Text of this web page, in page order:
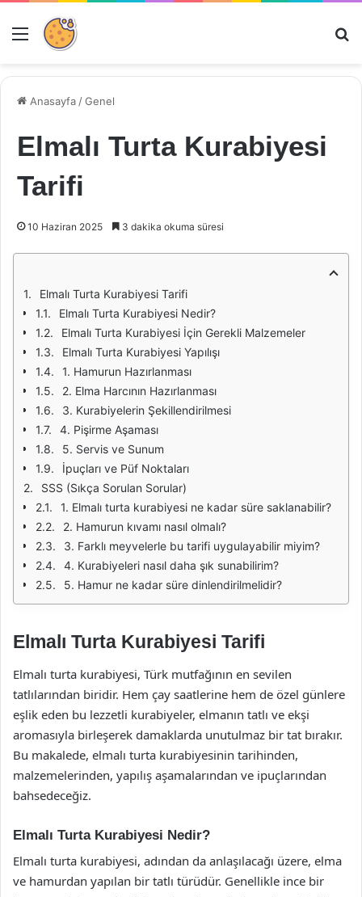
Menü
Anasayfa /Genel
Elmalı Turta Kurabiyesi
Tarifi
10 Haziran 2025 3 dakika okuma süresi
Elmalı Turta Kurabiyesi Tarifi
Elmalı Turta Kurabiyesi Nedir?
Elmalı Turta Kurabiyesi İçin Gerekli Malzemeler
Elmalı Turta Kurabiyesi Yapılışı
1. Hamurun Hazırlanması
2. Elma Harcının Hazırlanması
3. Kurabiyelerin Şekillendirilmesi
4. Pişirme Aşaması
5. Servis ve Sunum
İpuçları ve Püf Noktaları
SSS (Sıkça Sorulan Sorular)
1. Elmalı turta kurabiyesi ne kadar süre saklanabilir?
2. Hamurun kıvamı nasıl olmalı?
3. Farklı meyvelerle bu tarifi uygulayabilir miyim?
4. Kurabiyeleri nasıl daha şık sunabilirim?
5. Hamur ne kadar süre dinlendirilmelidir?
Elmalı Turta Kurabiyesi Tarifi
Elmalı turta kurabiyesi, Türk mutfağının en sevilen
tatlılarından biridir. Hem çay saatlerine hem de özel günlere
eşlik eden bu lezzetli kurabiyeler, elmanın tatlı ve ekşi
aromasıyla birleşerek damaklarda unutulmaz bir tat bırakır.
Bu makalede, elmalı turta kurabiyesinin tarihinden,
malzemelerinden, yapılış aşamalarından ve ipuçlarından
bahsedeceğiz.
Elmalı Turta Kurabiyesi Nedir?
Elmalı turta kurabiyesi, adından da anlaşılacağı üzere, elma
ve hamurdan yapılan bir tatlı türüdür. Genellikle ince bir